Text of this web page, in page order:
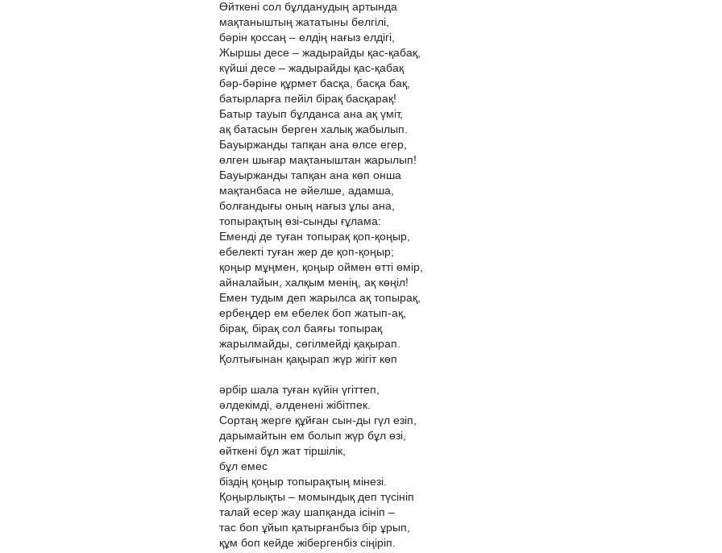
Өйткені сол бұлданудың артында
мақтаныштың жататыны белгілі,
бәрін қоссаң – елдің нағыз елдігі,
Жыршы десе – жадырайды қас-қабақ,
күйші десе – жадырайды қас-қабақ
бәр-бәріне құрмет басқа, басқа бақ,
батырларға пейіл бірақ басқарақ!
Батыр тауып бұлданса ана ақ үміт,
ақ батасын берген халық жабылып.
Бауыржанды тапқан ана өлсе егер,
өлген шығар мақтаныштан жарылып!
Бауыржанды тапқан ана көп онша
мақтанбаса не әйелше, адамша,
болғандығы оның нағыз ұлы ана,
топырақтың өзі-сынды ғұлама:
Еменді де туған топырақ қоп-қоңыр,
ебелекті туған жер де қоп-қоңыр;
қоңыр мұңмен, қоңыр оймен өтті өмір,
айналайын, халқым менің, ақ көңіл!
Емен тудым деп жарылса ақ топырақ,
ербеңдер ем ебелек боп жатып-ақ,
бірақ, бірақ сол баяғы топырақ
жарылмайды, сөгілмейді қақырап.
Қолтығынан қақырап жүр жігіт көп
әрбір шала туған күйін үгіттеп,
әлдекімді, әлденені жібітпек.
Сортаң жерге құйған сын-ды гүл езіп,
дарымайтын ем болып жүр бұл өзі,
өйткені бұл жат тіршілік,
бұл емес
біздің қоңыр топырақтың мінезі.
Қоңырлықты – момындық деп түсініп
талай есер жау шапқанда ісініп –
тас боп ұйып қатырғанбыз бір ұрып,
құм боп кейде жібергенбіз сіңіріп.